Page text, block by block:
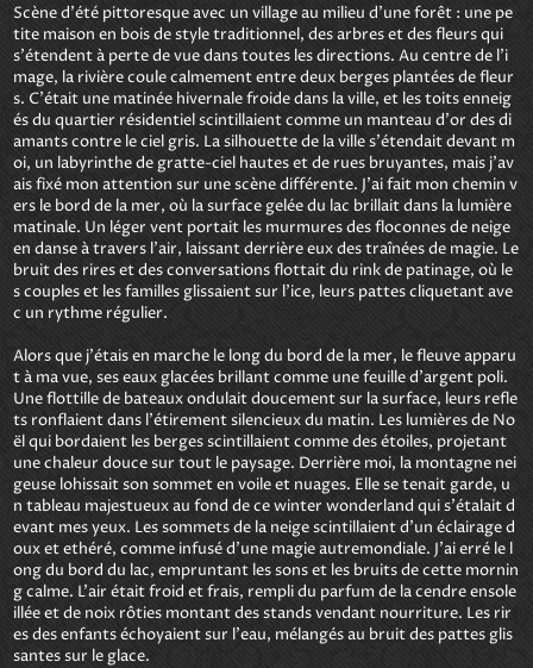
Scène d'été pittoresque avec un village au milieu d'une forêt : une pe
tite maison en bois de style traditionnel, des arbres et des fleurs qui
s'étendent à perte de vue dans toutes les directions. Au centre de l'i
mage, la rivière coule calmement entre deux berges plantées de fleur
s. C'était une matinée hivernale froide dans la ville, et les toits enneig
és du quartier résidentiel scintillaient comme un manteau d'or des di
amants contre le ciel gris. La silhouette de la ville s'étendait devant m
oi, un labyrinthe de gratte-ciel hautes et de rues bruyantes, mais j'av
ais fixé mon attention sur une scène différente. J'ai fait mon chemin v
ers le bord de la mer, où la surface gelée du lac brillait dans la lumière
matinale. Un léger vent portait les murmures des floconnes de neige
en danse à travers l'air, laissant derrière eux des traînées de magie. Le
bruit des rires et des conversations flottait du rink de patinage, où le
s couples et les familles glissaient sur l'ice, leurs pattes cliquetant ave
c un rythme régulier.
Alors que j'étais en marche le long du bord de la mer, le fleuve apparu
t à ma vue, ses eaux glacées brillant comme une feuille d'argent poli.
Une flottille de bateaux ondulait doucement sur la surface, leurs refle
ts ronflaient dans l'étirement silencieux du matin. Les lumières de No
ël qui bordaient les berges scintillaient comme des étoiles, projetant
une chaleur douce sur tout le paysage. Derrière moi, la montagne nei
geuse lohissait son sommet en voile et nuages. Elle se tenait garde, u
n tableau majestueux au fond de ce winter wonderland qui s'étalait d
evant mes yeux. Les sommets de la neige scintillaient d'un éclairage d
oux et ethéré, comme infusé d'une magie autremondiale. J'ai erré le l
ong du bord du lac, empruntant les sons et les bruits de cette mornin
g calme. L'air était froid et frais, rempli du parfum de la cendre ensole
illée et de noix rôties montant des stands vendant nourriture. Les rir
es des enfants échoyaient sur l'eau, mélangés au bruit des pattes glis
santes sur le glace.